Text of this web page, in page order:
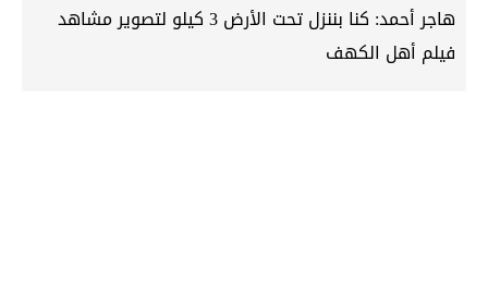
هاجر أحمد: كنا بننزل تحت الأرض 3 كيلو لتصوير مشاهد
فيلم أهل الكهف